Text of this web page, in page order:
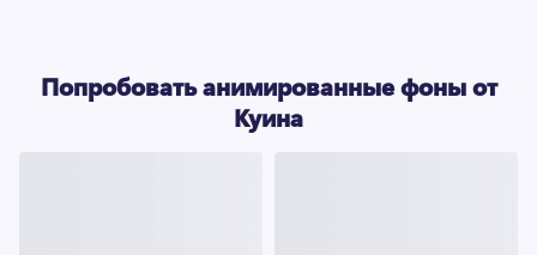
Попробовать анимированные фоны от
Куина